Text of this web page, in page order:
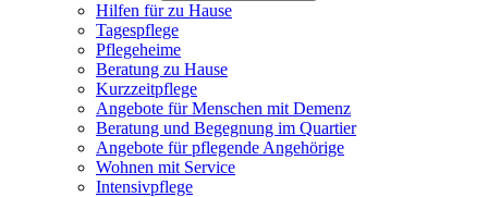
Hilfen für zu Hause
Tagespflege
Pflegeheime
Beratung zu Hause
Kurzzeitpflege
Angebote für Menschen mit Demenz
Beratung und Begegnung im Quartier
Angebote für pflegende Angehörige
Wohnen mit Service
Intensivpflege